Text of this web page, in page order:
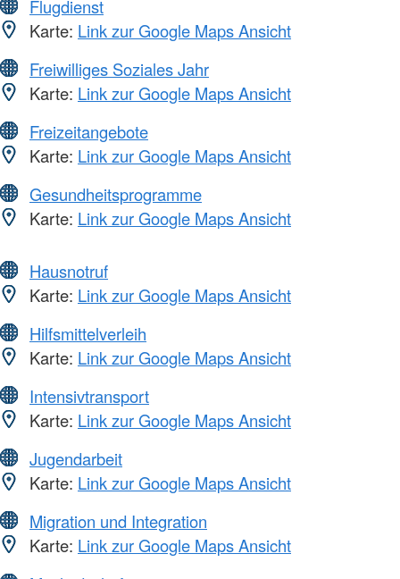
Flugdienst
Karte: Link zur Google Maps Ansicht
Freiwilliges Soziales Jahr
Karte: Link zur Google Maps Ansicht
Freizeitangebote
Karte: Link zur Google Maps Ansicht
Gesundheitsprogramme
Karte: Link zur Google Maps Ansicht
Hausnotruf
Karte: Link zur Google Maps Ansicht
Hilfsmittelverleih
Karte: Link zur Google Maps Ansicht
Intensivtransport
Karte: Link zur Google Maps Ansicht
Jugendarbeit
Karte: Link zur Google Maps Ansicht
Migration und Integration
Karte: Link zur Google Maps Ansicht